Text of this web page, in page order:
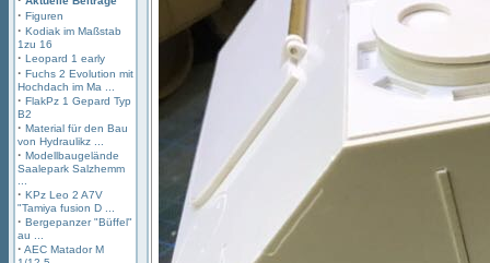
· Figuren
· Kodiak im Maßstab
1zu 16
· Leopard 1 early
· Fuchs 2 Evolution mit
Hochdach im Ma ...
· FlakPz 1 Gepard Typ
B2
· Material für den Bau
von Hydraulikz ...
· Modellbaugelände
Saalepark Salzhemm
· KPz Leo 2 A7V
"Tamiya fusion D ...
· Bergepanzer "Büffel"
au ...
· AEC Matador M